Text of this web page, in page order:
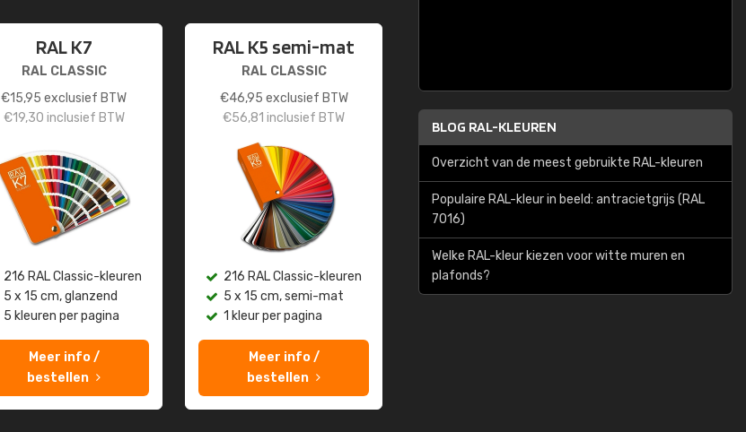
RAL K7
RAL CLASSIC
€15,95 exclusief BTW
€19,30 inclusief BTW
216 RAL Classic-kleuren
5 x 15 cm, glanzend
5 kleuren per pagina
Meer info /
bestellen
RAL K5 semi-mat
RAL CLASSIC
€46,95 exclusief BTW
€56,81 inclusief BTW
216 RAL Classic-kleuren
5 x 15 cm, semi-mat
1 kleur per pagina
Meer info /
bestellen
BLOG RAL-KLEUREN
Overzicht van de meest gebruikte RAL-kleuren
Populaire RAL-kleur in beeld: antracietgrijs (RAL
7016)
Welke RAL-kleur kiezen voor witte muren en
plafonds?